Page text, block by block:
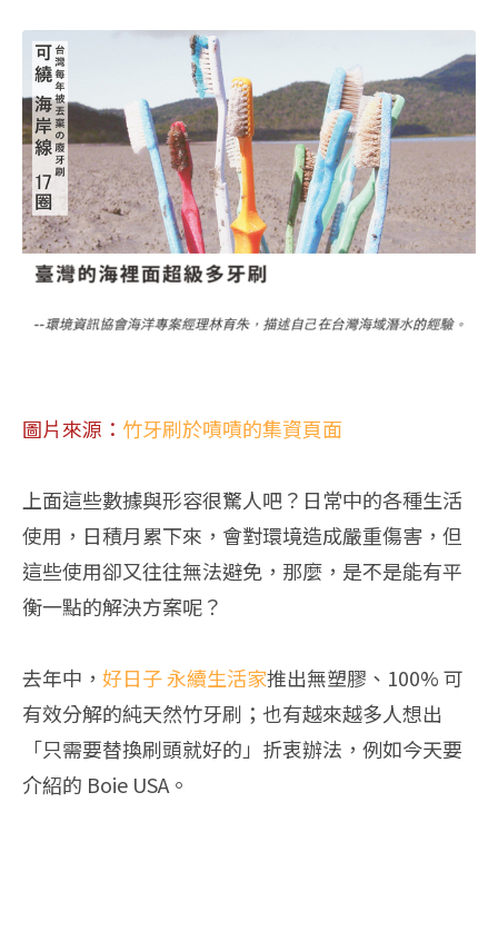
圖片來源： 竹牙刷於嘖嘖的集資頁面
上面這些數據與形容很驚人吧？日常中的各種生活
使用，日積月累下來，會對環境造成嚴重傷害，但
這些使用卻又往往無法避免，那麼，是不是能有平
衡一點的解決方案呢？
去年中， 好日子 永續生活家推出無塑膠、100% 可
有效分解的純天然竹牙刷；也有越來越多人想出
「只需要替換刷頭就好的」折衷辦法，例如今天要
介紹的 Boie USA。